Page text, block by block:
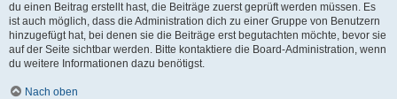
du einen Beitrag erstellt hast, die Beiträge zuerst geprüft werden müssen. Es
ist auch möglich, dass die Administration dich zu einer Gruppe von Benutzern
hinzugefügt hat, bei denen sie die Beiträge erst begutachten möchte, bevor sie
auf der Seite sichtbar werden. Bitte kontaktiere die Board-Administration, wenn
du weitere Informationen dazu benötigst.
Nach oben